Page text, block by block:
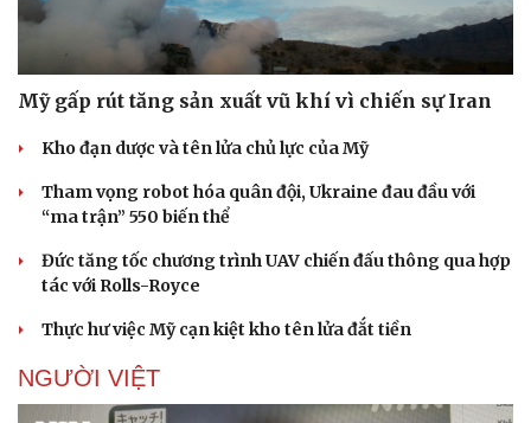
QUÂN SỰ - QUỐC PHÒNG
Mỹ gấp rút tăng sản xuất vũ khí vì chiến sự Iran
Kho đạn dược và tên lửa chủ lực của Mỹ